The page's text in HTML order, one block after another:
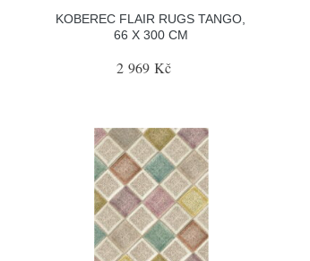
KOBEREC FLAIR RUGS TANGO,
66 X 300 CM
2 969 Kč